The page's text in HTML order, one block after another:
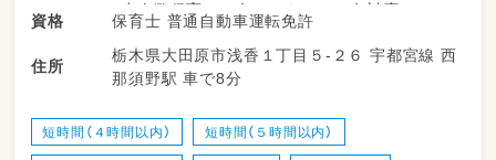
・少人数保育で１名につき２～３名対応
・持ち帰り仕事、残業ナシ！子育て中のスタッフ
も多数活躍中！
・送迎業務あり（ＡＴ可）
一環として取り組みをしています。
・ワークバランスを重視した運営をしていま
資格 保育士 普通自動車運転免許
住所
栃木県大田原市浅香１丁目５-２６ 宇都宮線 西
那須野駅 車で8分
短時間（４時間以内） 短時間（５時間以内）